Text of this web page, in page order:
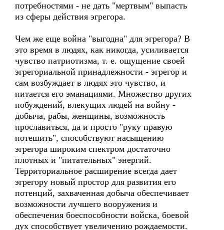
потребностями - не дать "мертвым" выпасть
из сферы действия эгрегора.
Чем же еще война "выгодна" для эгрегора? В
это время в людях, как никогда, усиливается
чувство патриотизма, т. е. ощущение своей
эгрегориальной принадлежности - эгрегор и
сам возбуждает в людях это чувство, и
питается его эманациями. Множество других
побуждений, влекущих людей на войну -
добыча, рабы, женщины, возможность
прославиться, да и просто "руку правую
потешить", способствуют насыщению
эгрегора широким спектром достаточно
плотных и "питательных" энергий.
Территориальное расширение всегда дает
эгрегору новый простор для развития его
потенций, захваченная добыча обеспечивает
возможности лучшего вооружения и
обеспечения боеспособности войска, боевой
дух способствует увеличению рождаемости.